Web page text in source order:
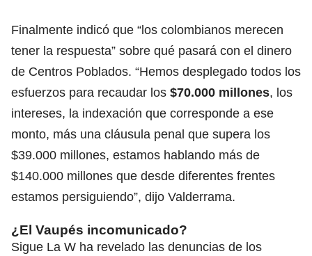
Finalmente indicó que “los colombianos merecen
tener la respuesta” sobre qué pasará con el dinero
de Centros Poblados. “Hemos desplegado todos los
esfuerzos para recaudar los $70.000 millones, los
intereses, la indexación que corresponde a ese
monto, más una cláusula penal que supera los
$39.000 millones, estamos hablando más de
$140.000 millones que desde diferentes frentes
estamos persiguiendo”, dijo Valderrama.
¿El Vaupés incomunicado?
Sigue La W ha revelado las denuncias de los